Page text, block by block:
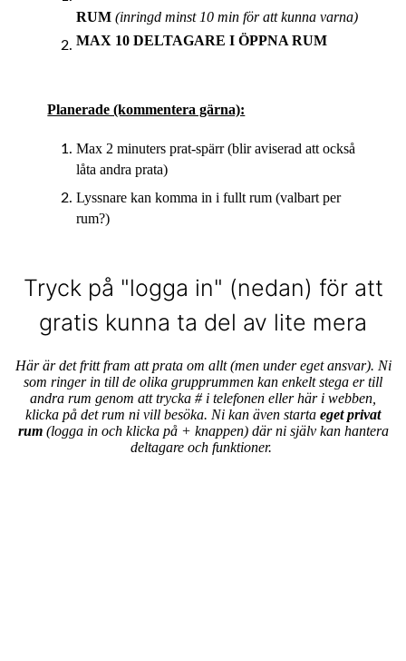
RUM(inringd minst 10 min för att kunna varna)
MAX 10 DELTAGARE I ÖPPNA RUM
Planerade (kommentera gärna):
Max 2 minuters prat-spärr (blir aviserad att också
låta andra prata)
Lyssnare kan komma in i fullt rum (valbart per
rum?)
Tryck på "logga in" (nedan) för att
gratis kunna ta del av lite mera
Här är det fritt fram att prata om allt (men under eget ansvar). Ni
som ringer in till de olika grupprummen kan enkelt stega er till
andra rum genom att trycka # i telefonen eller här i webben,
klicka på det rum ni vill besöka. Ni kan även starta eget privat
rum(logga in och klicka på + knappen) där ni själv kan hantera
deltagare och funktioner.